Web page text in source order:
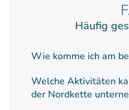
Häufig
Wie komme ich am
Welche Aktivitäten
der Nordkette